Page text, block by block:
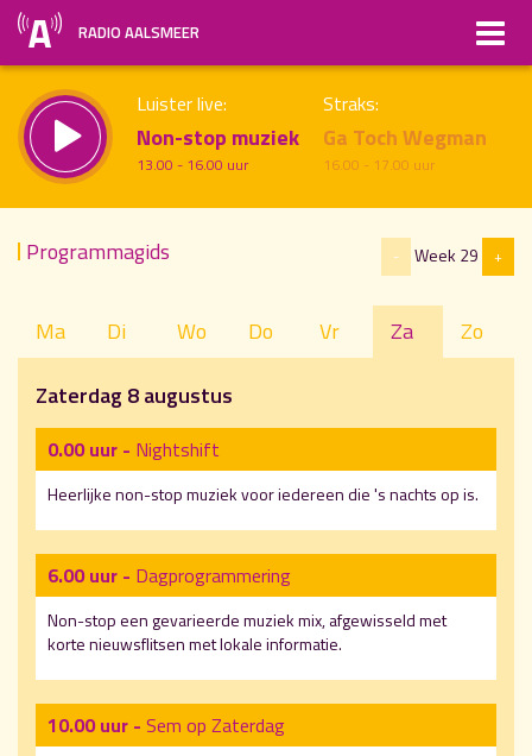
RADIO AALSMEER
Luister live:
Non-stop muziek
13.00 - 16.00 uur
Straks:
Ga Toch Wegman
16.00 - 17.00 uur
Inklappen
Programmagids - Week 29 +
Ma Di Wo Do Vr Za
Zo
Zaterdag 8 augustus
0.00 uur - Nightshift
Heerlijke non-stop muziek voor iedereen die 's nachts op is.
6.00 uur - Dagprogrammering
Non-stop een gevarieerde muziek mix, afgewisseld met
korte nieuwsflitsen met lokale informatie.
10.00 uur - Sem op Zaterdag